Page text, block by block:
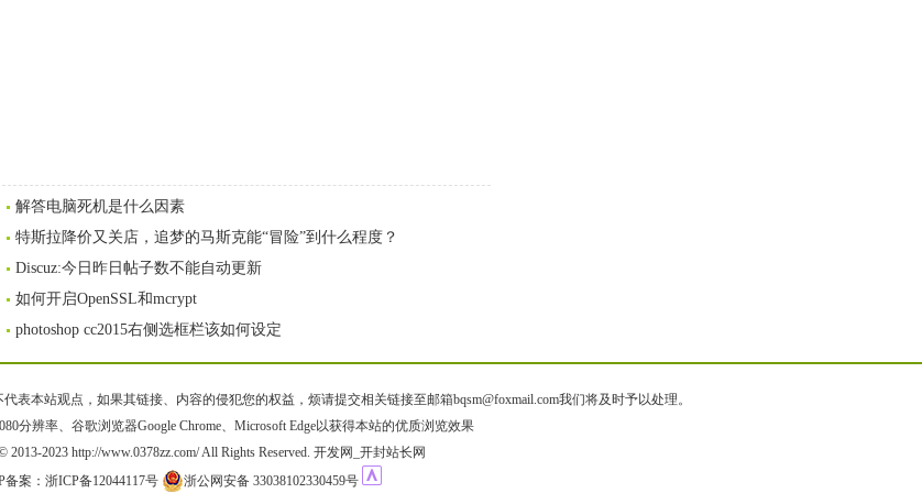
解答电脑死机是什么因素
特斯拉降价又关店，追梦的马斯克能“冒险”到什么程度？
Discuz:今日昨日帖子数不能自动更新
如何开启OpenSSL和mcrypt
photoshop cc2015右侧选框栏该如何设定
表本站观点，如果其链接、内容的侵犯您的权益，烦请提交相关链接至邮箱bqsm@foxmail.com我们将及时予以处理。
分辨率、谷歌浏览器Google Chrome、Microsoft Edge以获得本站的优质浏览效果
2013-2023 http://www.0378zz.com/ All Rights Reserved. 开发网_开封站长网
备案： 浙ICP备12044117号 浙公网安备 33038102330459号